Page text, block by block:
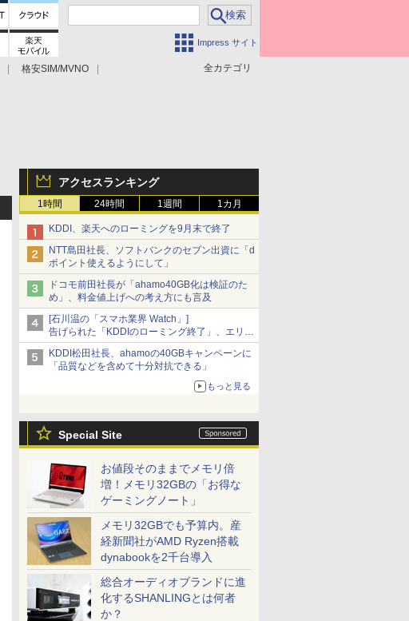
Impress サイト
全カテゴリ
格安SIM/MVNO
アクセスランキング
1時間 24時間 1週間 1カ月
KDDI、楽天へのローミングを9月末で終了
NTT島田社長、ソフトバンクのセブン出資に「d
ポイント使えるようにして」
ドコモ前田社長が「ahamo40GB化は検証のた
め」、料金値上げへの考え方にも言及
[石川温の「スマホ業界 Watch」]
告げられた「KDDIのローミング終了」、エリア
マップの落とし穴と楽天モバイルの課題
KDDI松田社長、ahamoの40GBキャンペーンに
「品質などを含めて十分対抗できる」
もっと見る
Special Site
お値段そのままでメモリ倍
増！メモリ32GBの「お得な
ゲーミングノート」
メモリ32GBでも予算内。産
経新聞社がAMD Ryzen搭載
dynabookを2千台導入
総合オーディオブランドに進
化するSHANLINGとは何者
か？